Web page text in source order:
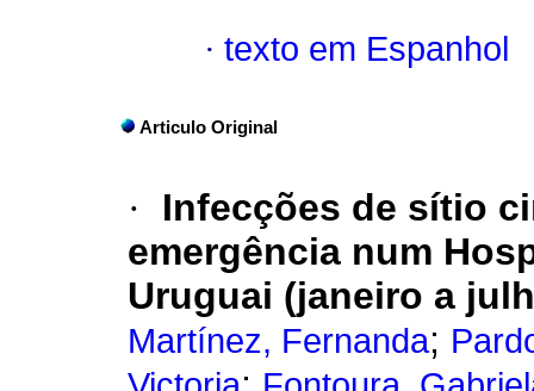
· texto em Espanhol
Articulo Original
·
Infecções de sítio
emergência num
Uruguai (janeiro a
Martínez, Fernanda;